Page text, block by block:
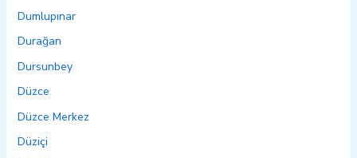
Dumlupınar
Durağan
Dursunbey
Düzce
Düzce Merkez
Düziçi